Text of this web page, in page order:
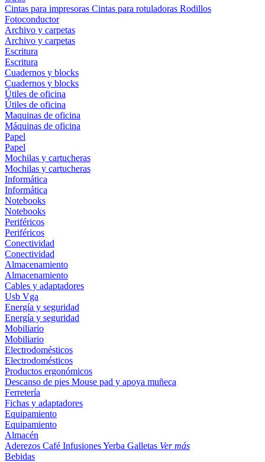
Cintas para impresoras Cintas para rotuladoras Rodillos
Fotoconductor
Archivo y carpetas
Archivo y carpetas
Escritura
Escritura
Cuadernos y blocks
Cuadernos y blocks
Útiles de oficina
Útiles de oficina
Maquinas de oficina
Máquinas de oficina
Papel
Papel
Mochilas y cartucheras
Mochilas y cartucheras
Informática
Informática
Notebooks
Notebooks
Periféricos
Periféricos
Conectividad
Conectividad
Almacenamiento
Almacenamiento
Cables y adaptadores
Usb Vga
Energía y seguridad
Energía y seguridad
Mobiliario
Mobiliario
Electrodomésticos
Electrodomésticos
Productos ergonómicos
Descanso de pies Mouse pad y apoya muñeca
Ferretería
Fichas y adaptadores
Equipamiento
Equipamiento
Almacén
Aderezos Café InfusionesYerba Galletas Ver más
Bebidas